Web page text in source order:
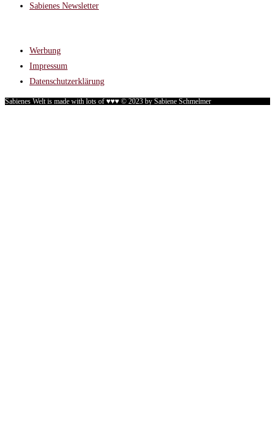
Sabienes Newsletter
Werbung
Impressum
Datenschutzerklärung
Sabienes Welt is made with lots of ♥♥♥ © 2023 by Sabiene Schmelmer